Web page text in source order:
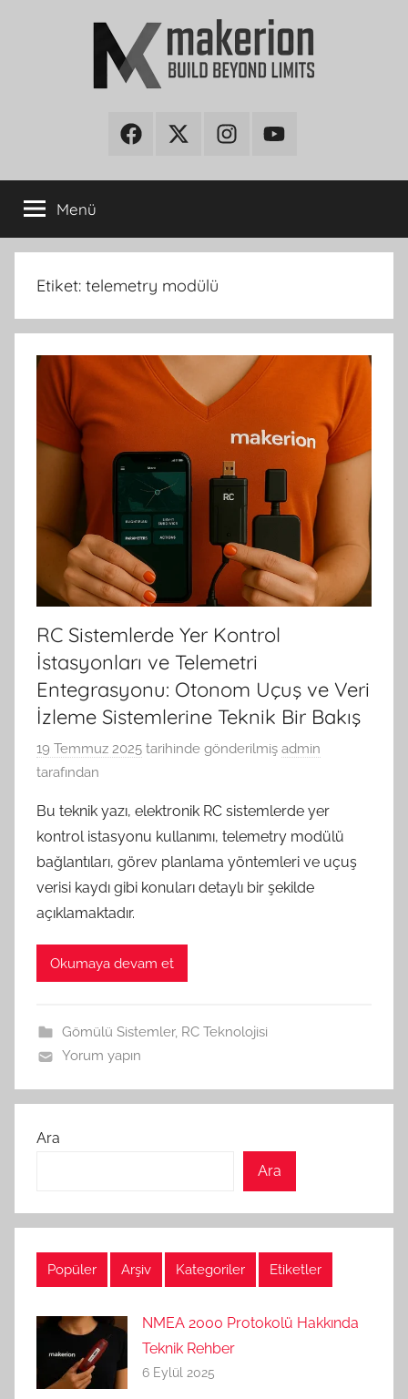
makerionFacebookTwitter InstagramYoutube
Menü
Etiket: telemetry modülü
RC Sistemlerde Yer Kontrol
İstasyonları ve Telemetri
Entegrasyonu: Otonom Uçuş ve Veri
İzleme Sistemlerine Teknik Bir Bakış
19 Temmuz 2025 tarihinde gönderilmiş admin
tarafından
Bu teknik yazı, elektronik RC sistemlerde yer
kontrol istasyonu kullanımı, telemetry modülü
bağlantıları, görev planlama yöntemleri ve uçuş
verisi kaydı gibi konuları detaylı bir şekilde
açıklamaktadır.
Okumaya devam et
Gömülü Sistemler, RC Teknolojisi
Yorum yapın
Ara
Ara
Popüler Arşiv Kategoriler Etiketler
NMEA 2000 Protokolü Hakkında
Teknik Rehber
6 Eylül 2025